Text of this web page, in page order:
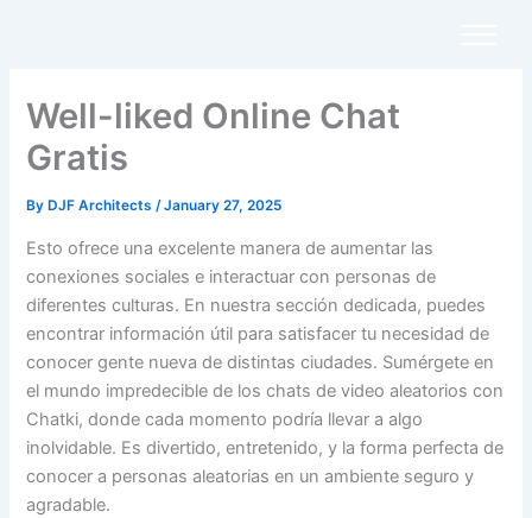
Well-liked Online Chat
Gratis
By DJF Architects/January 27, 2025
Esto ofrece una excelente manera de aumentar las
conexiones sociales e interactuar con personas de
diferentes culturas. En nuestra sección dedicada, puedes
encontrar información útil para satisfacer tu necesidad de
conocer gente nueva de distintas ciudades. Sumérgete en
el mundo impredecible de los chats de video aleatorios con
Chatki, donde cada momento podría llevar a algo
inolvidable. Es divertido, entretenido, y la forma perfecta de
conocer a personas aleatorias en un ambiente seguro y
agradable.